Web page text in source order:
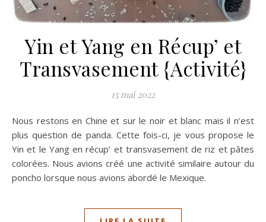
Yin et Yang en Récup’ et
Transvasement {Activité}
15 mai 2022
Nous restons en Chine et sur le noir et blanc mais il n’est
plus question de panda. Cette fois-ci, je vous propose le
Yin et le Yang en récup’ et transvasement de riz et pâtes
colorées. Nous avions créé une activité similaire autour du
poncho lorsque nous avions abordé le Mexique.